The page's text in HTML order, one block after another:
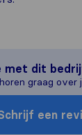
met dit
graag over
een